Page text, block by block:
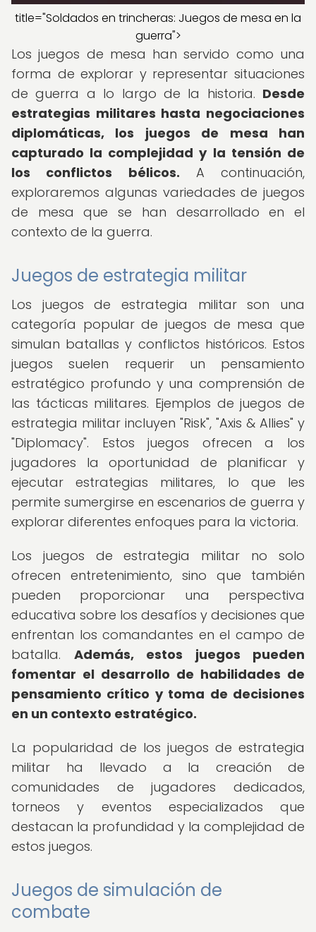
title="Soldados en trincheras: Juegos de mesa en la
guerra">
Los juegos de mesa han servido como una
forma de explorar y representar situaciones
de guerra a lo largo de la historia. Desde
estrategias militares hasta negociaciones
diplomáticas, los juegos de mesa han
capturado la complejidad y la tensión de
los conflictos bélicos. A continuación,
exploraremos algunas variedades de juegos
de mesa que se han desarrollado en el
contexto de la guerra.
Juegos de estrategia militar
Los juegos de estrategia militar son una
categoría popular de juegos de mesa que
simulan batallas y conflictos históricos. Estos
juegos suelen requerir un pensamiento
estratégico profundo y una comprensión de
las tácticas militares. Ejemplos de juegos de
estrategia militar incluyen "Risk", "Axis & Allies" y
"Diplomacy". Estos juegos ofrecen a los
jugadores la oportunidad de planificar y
ejecutar estrategias militares, lo que les
permite sumergirse en escenarios de guerra y
explorar diferentes enfoques para la victoria.
Los juegos de estrategia militar no solo
ofrecen entretenimiento, sino que también
pueden proporcionar una perspectiva
educativa sobre los desafíos y decisiones que
enfrentan los comandantes en el campo de
batalla. Además, estos juegos pueden
fomentar el desarrollo de habilidades de
pensamiento crítico y toma de decisiones
en un contexto estratégico.
La popularidad de los juegos de estrategia
militar ha llevado a la creación de
comunidades de jugadores dedicados,
torneos y eventos especializados que
destacan la profundidad y la complejidad de
estos juegos.
Juegos de simulación de
combate